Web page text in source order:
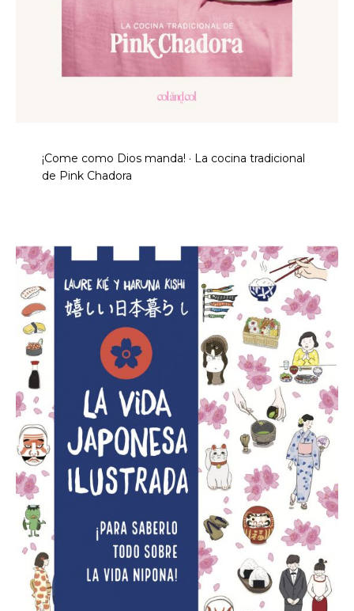
¡Come como Dios manda! · La cocina tradicional
de Pink Chadora